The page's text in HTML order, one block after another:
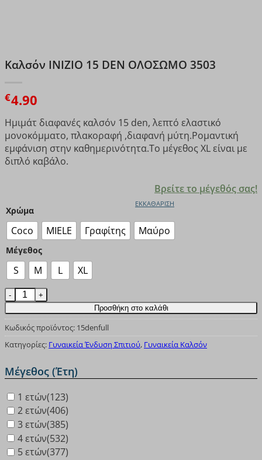
Kαλσόν INIZIO 15 DEN ΟΛΟΣΩΜΟ 3503
€4.90
Ημιμάτ διαφανές καλσόν 15 den, λεπτό ελαστικό
μονοκόμματο, πλακοραφή ,διαφανή μύτη.Ρομαντική
εμφάνιση στην καθημερινότητα.Το μέγεθος XL είναι με
διπλό καβάλο.
Βρείτε το μέγεθός σας!
Χρώμα
Coco MIELE Γραφίτης Μαύρο
Μέγεθος
S M L XL
ΕΚΚΑΘΆΡΙΣΗ
Kαλσόν INIZIO 15 DEN ΟΛΟΣΩΜΟ 3503 ποσότητα
Προσθήκη στο καλάθι
Κωδικός προϊόντος: 15denfull
Κατηγορίες: Γυναικεία Ένδυση Σπιτιού, Γυναικεία Καλσόν
Μέγεθος (Έτη)
1 ετών(123)
2 ετών(406)
3 ετών(385)
4 ετών(532)
5 ετών(377)